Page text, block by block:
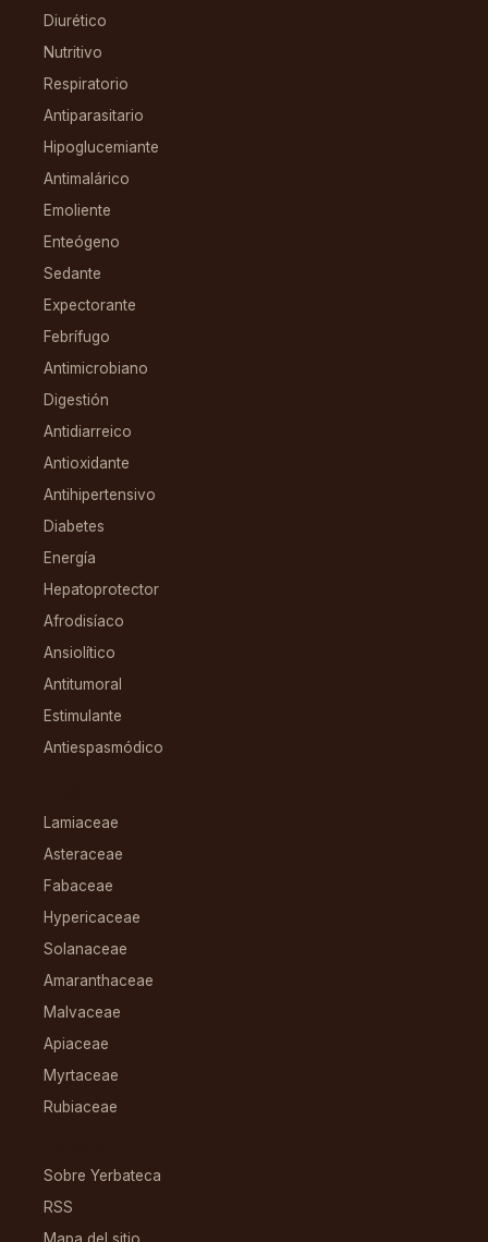
Diurético
Nutritivo
Respiratorio
Antiparasitario
Hipoglucemiante
Antimalárico
Emoliente
Enteógeno
Sedante
Expectorante
Febrífugo
Antimicrobiano
Digestión
Antidiarreico
Antioxidante
Antihipertensivo
Diabetes
Energía
Hepatoprotector
Afrodisíaco
Ansiolítico
Antitumoral
Estimulante
Antiespasmódico
Lamiaceae
Asteraceae
Fabaceae
Hypericaceae
Solanaceae
Amaranthaceae
Malvaceae
Apiaceae
Myrtaceae
Rubiaceae
Sobre Yerbateca
RSS